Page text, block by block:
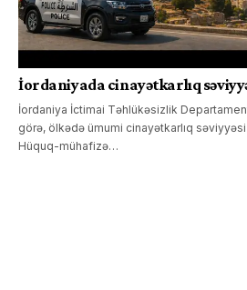
İordaniyada cinayətkarlıq
İordaniya İctimai Təhlükəsizlik
görə, ölkədə ümumi cinayətkarlıq
Hüquq-mühafizə…